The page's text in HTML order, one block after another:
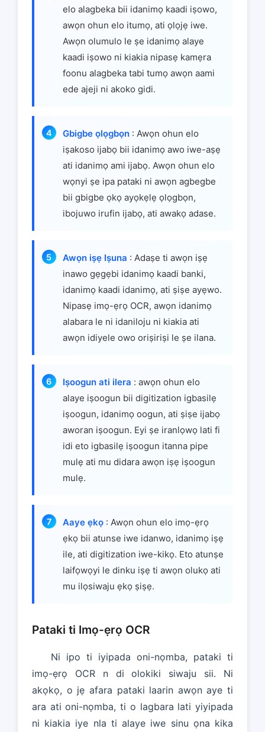
elo alagbeka bii idanimọ kaadi iṣowo,
awọn ohun elo itumọ, ati ọlọjẹ iwe.
Awọn olumulo le ṣe idanimọ alaye
kaadi iṣowo ni kiakia nipasẹ kamẹra
foonu alagbeka tabi tumọ awọn aami
ede ajeji ni akoko gidi.
Gbigbe ọlọgbọn : Awọn ohun elo
iṣakoso ijabọ bii idanimọ awo iwe-aṣẹ
ati idanimọ ami ijabọ. Awọn ohun elo
wọnyi ṣe ipa pataki ni awọn agbegbe
bii gbigbe ọkọ ayọkẹlẹ ọlọgbọn,
ibojuwo irufin ijabọ, ati awakọ adase.
Awọn iṣẹ Iṣuna : Adaṣe ti awọn iṣẹ
inawo gẹgẹbi idanimọ kaadi banki,
idanimọ kaadi idanimọ, ati ṣiṣe ayẹwo.
Nipasẹ imọ-ẹrọ OCR, awọn idanimọ
alabara le ni idaniloju ni kiakia ati
awọn idiyele owo oriṣiriṣi le ṣe ilana.
Iṣoogun ati ilera : awọn ohun elo
alaye iṣoogun bii digitization igbasilẹ
iṣoogun, idanimọ oogun, ati ṣiṣe ijabọ
aworan iṣoogun. Eyi ṣe iranlọwọ lati fi
idi eto igbasilẹ iṣoogun itanna pipe
mulẹ ati mu didara awọn iṣẹ iṣoogun
mulẹ.
Aaye ẹkọ : Awọn ohun elo imọ-ẹrọ
ẹkọ bii atunse iwe idanwo, idanimọ iṣẹ
ile, ati digitization iwe-kikọ. Eto atunṣe
laifọwọyi le dinku iṣẹ ti awọn olukọ ati
mu ilọsiwaju ẹkọ ṣiṣẹ.
Pataki ti Imọ-ẹrọ OCR
Ni ipo ti iyipada oni-nọmba, pataki ti
imọ-ẹrọ OCR n di olokiki siwaju sii. Ni
akọkọ, o jẹ afara pataki laarin awọn aye ti
ara ati oni-nọmba, ti o lagbara lati yiyipada
ni kiakia iye nla ti alaye iwe sinu ọna kika